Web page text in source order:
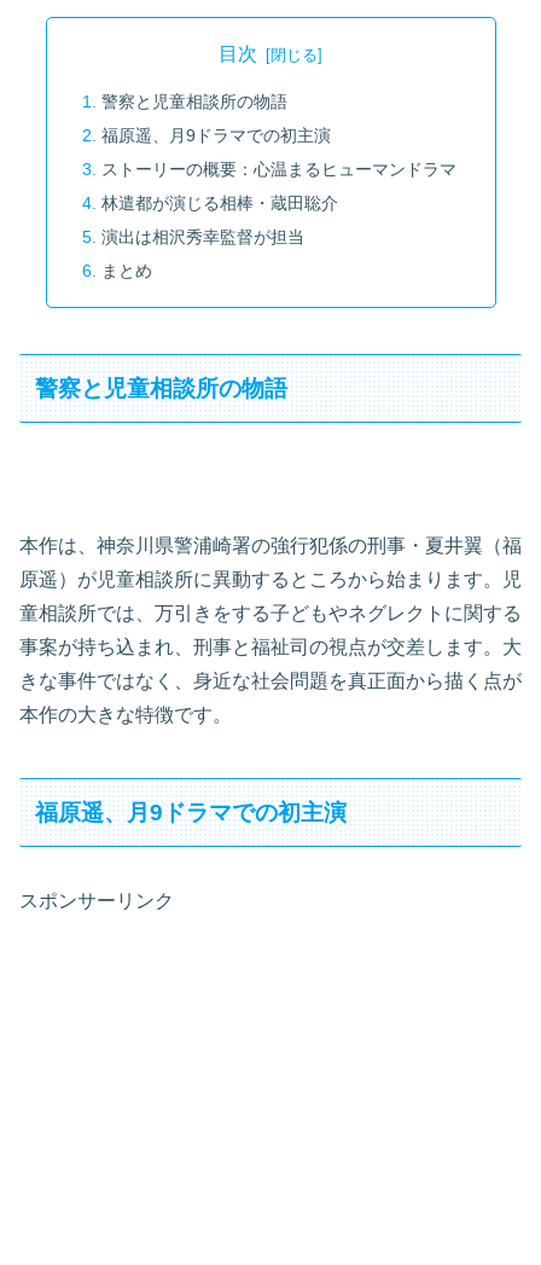
目次
警察と児童相談所の物語
福原遥、月9ドラマでの初主演
ストーリーの概要：心温まるヒューマンドラマ
林遣都が演じる相棒・蔵田聡介
演出は相沢秀幸監督が担当
まとめ
警察と児童相談所の物語
本作は、神奈川県警浦崎署の強行犯係の刑事・夏井翼（福
原遥）が児童相談所に異動するところから始まります。児
童相談所では、万引きをする子どもやネグレクトに関する
事案が持ち込まれ、刑事と福祉司の視点が交差します。大
きな事件ではなく、身近な社会問題を真正面から描く点が
本作の大きな特徴です。
福原遥、月9ドラマでの初主演
スポンサーリンク